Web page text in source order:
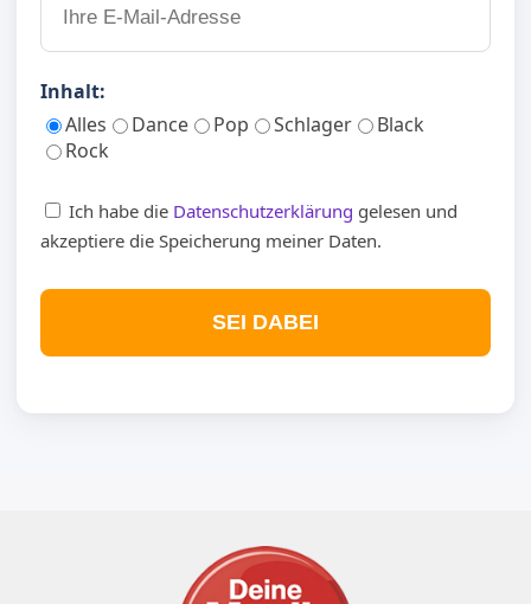
Inhalt:
Alles
Dance Pop Schlager
Black
Rock
Ich habe die Datenschutzerklärung gelesen und
akzeptiere die Speicherung meiner Daten.
SEI DABEI